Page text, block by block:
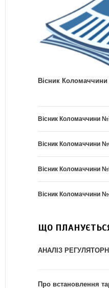
Вісник
Вісник Коломаччини
Вісник Коломаччини
Вісник Коломаччини
Вісник Коломаччини
ЩО
АНАЛІЗ
Про встановлення